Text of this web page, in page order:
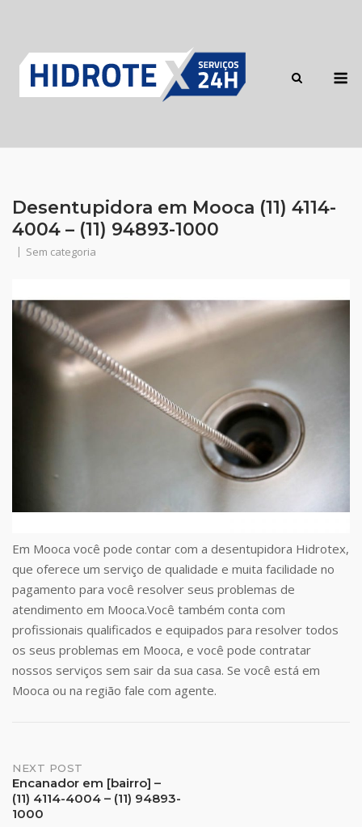
content
Desentupidora em Mooca (11) 4114-
4004 – (11) 94893-1000
Sem categoria
Em Mooca você pode contar com a desentupidora Hidrotex,
que oferece um serviço de qualidade e muita facilidade no
pagamento para você resolver seus problemas de
atendimento em Mooca.Você também conta com
profissionais qualificados e equipados para resolver todos
os seus problemas em Mooca, e você pode contratar
nossos serviços sem sair da sua casa. Se você está em
Mooca ou na região fale com agente.
Post
navigation
NEXT POST
Encanador em [bairro] –
(11) 4114-4004 – (11) 94893-
1000